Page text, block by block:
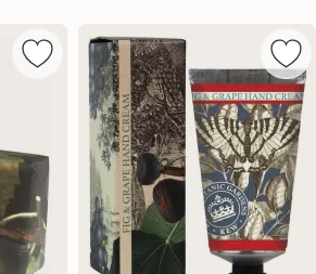
Markera kEW Gardens Handtvål -